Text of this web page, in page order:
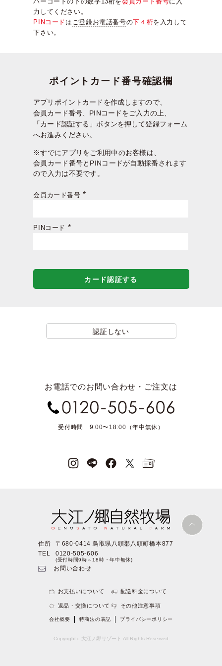
バーコードの下の数字13桁を会員カード番号に入
力してください。
PINコード は ご登録お電話番号の下４桁を入力して
下さい。
ポイントカード番号確認欄
アプリポイントカードを作成しますので、
会員カード番号、PINコードをご入力の上、
「カード認証する」ボタンを押して登録フォーム
へお進みください。
※すでにアプリをご利用中のお客様は、
会員カード番号とPINコードが自動採番されます
ので入力は不要です。
会員カード番号
PINコード
カード認証する
認証しない
お電話でのお問い合わせ・ご注文は
受付時間 9:00〜18:00（年中無休）
住所
〒680-0414 鳥取県八頭郡八頭町橋本877
TEL
0120-505-606
(受付時間9時～18時・年中無休)
お問い合わせ
お支払いについて 配送料金について
返品・交換について その他注意事項
会社概要 特商法の表記 プライバシーポリシー
Copyright c 大江ノ郷リゾート All Rights Reserved